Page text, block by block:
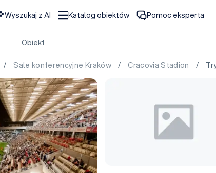
Wyszukaj z AI Katalog obiektów Pomoc eksperta
Obiekt
/ Sale konferencyjne Kraków /Cracovia Stadion /